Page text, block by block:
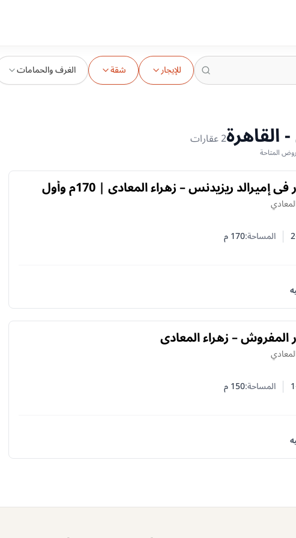
للإيجار شقة الغرف والحمامات
القاهرة2عقارات
شقة للإيجار في إميرالد ريزيدنس – زهراء المعادي | 170م وأول
النوم
الحمامات2 المساحة:170م
المفروش – زهراء المعادي
النوم
الحمامات1 المساحة:150م